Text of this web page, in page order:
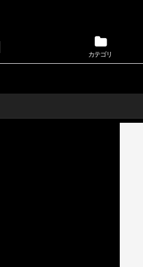
カテゴリ